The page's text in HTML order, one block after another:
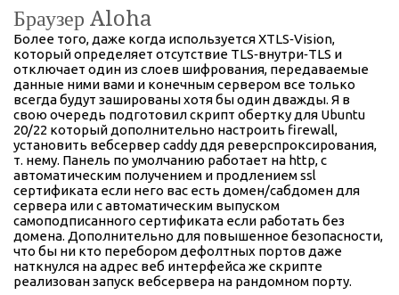
Браузер Aloha
Более того, даже когда используется XTLS‑Vision,
который определяет отсутствие TLS‑внутри‑TLS и
отключает один из слоев шифрования, передаваемые
данные ними вами и конечным сервером все только
всегда будут зашированы хотя бы один дважды. Я в
свою очередь подготовил скрипт обертку для Ubuntu
20/22 который дополнительно настроить firewall,
установить вебсервер caddy ддя реверспроксирования,
т. нему. Панель по умолчанию работает на http, с
автоматическим получением и продлением ssl
сертификата если него вас есть домен/сабдомен для
сервера или с автоматическим выпуском
самоподписанного сертификата если работать без
домена. Дополнительно для повышенное безопасности,
что бы ни кто перебором дефолтных портов даже
наткнулся на адрес веб интерфейса же скрипте
реализован запуск вебсервера на рандомном порту.